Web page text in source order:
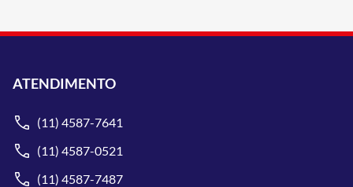
ATENDIMENTO
(11) 4587-7641
(11) 4587-0521
(11) 4587-7487